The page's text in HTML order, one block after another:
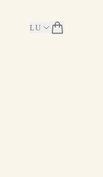
LU